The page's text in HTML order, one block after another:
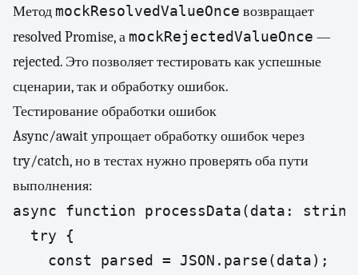
Метод mockResolvedValueOnce возвращает
resolved Promise, а mockRejectedValueOnce —
rejected. Это позволяет тестировать как успешные
сценарии, так и обработку ошибок.
Тестирование обработки ошибок
Async/await упрощает обработку ошибок через
try/catch, но в тестах нужно проверять оба пути
выполнения:
async function processData(data:
  try {
    const parsed = JSON.parse(data);